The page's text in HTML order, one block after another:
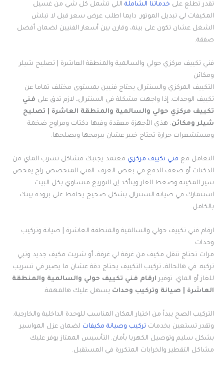
تقدر تطلع على خدماتنا الشاملة اللي تشمل كل شي من غسيل
المكيفات لي تبديل الموتور. دايما اطلب عرض سعر قبل لا تبلش
الشغل عشان تكون على بينة، وقارن بين أسعار الفنيين لضمان أفضل
صفقة.
فني تكييف مركزي حولي والسالمية والمنطقة العاشرة | تصليح شيلر
ومكائن
التكييف المركزي والسنترال يحتاج فنيين بمستوى مختلف تماما عن
تكييف الوحدات. إذا واجهت مشكلة في السنترال، لازم تدق على فني
تكييف مركزي حولي والسالمية والمنطقة العاشرة | تصليح
شيلر ومكائن. هذي الأجهزة معقدة وفيها دكتات ومراوح ضخمة
ومستشعرات حرارة تحتاج خبير عشان يبرمجها ويصلحها.
التعامل مع فني تكييف مركزي معتمد يجنبك مشاكل تسرب الماي من
الدكتات أو ضعف الدفع في بعض الغرف. الفني المتخصص راح يفحص
سير المكينة وضغط الغاز ويتأكد إن التوزيع متساوي بكل البيت.
استثمارك في صيانة السنترال بشكل صحيح يحافظ على برودة بيتك
بالكامل.
ارقام فني تكييف حولي والسالمية والمنطقة العاشرة | صيانة وتركيب
وحدات
مرات تحتاج تنقل مكيف من غرفة لي غرفة، أو شريت مكيف جديد وتبي
تركبه. في هالحالة، تركيب التكييف يحتاج دقة عشان ما يصير في تسريب
للغاز أو الماي. توفير ارقام فني تكييف حولي والسالمية والمنطقة
العاشرة | صيانة وتركيب وحدات يسهل عليك هالمهمة.
التركيب الصح يبدأ من اختيار المكان المناسب للوحدة الداخلية والخارجية.
وتقدر تستعين بخدمات تركيب وصيانة مكيفات لضمان عزل المواسير
بشكل سليم وتوصيل الكهربا بأمان. التأسيس الممتاز يوفر عليك
مشاكل التقطير والخرابات المتكررة في المستقبل.